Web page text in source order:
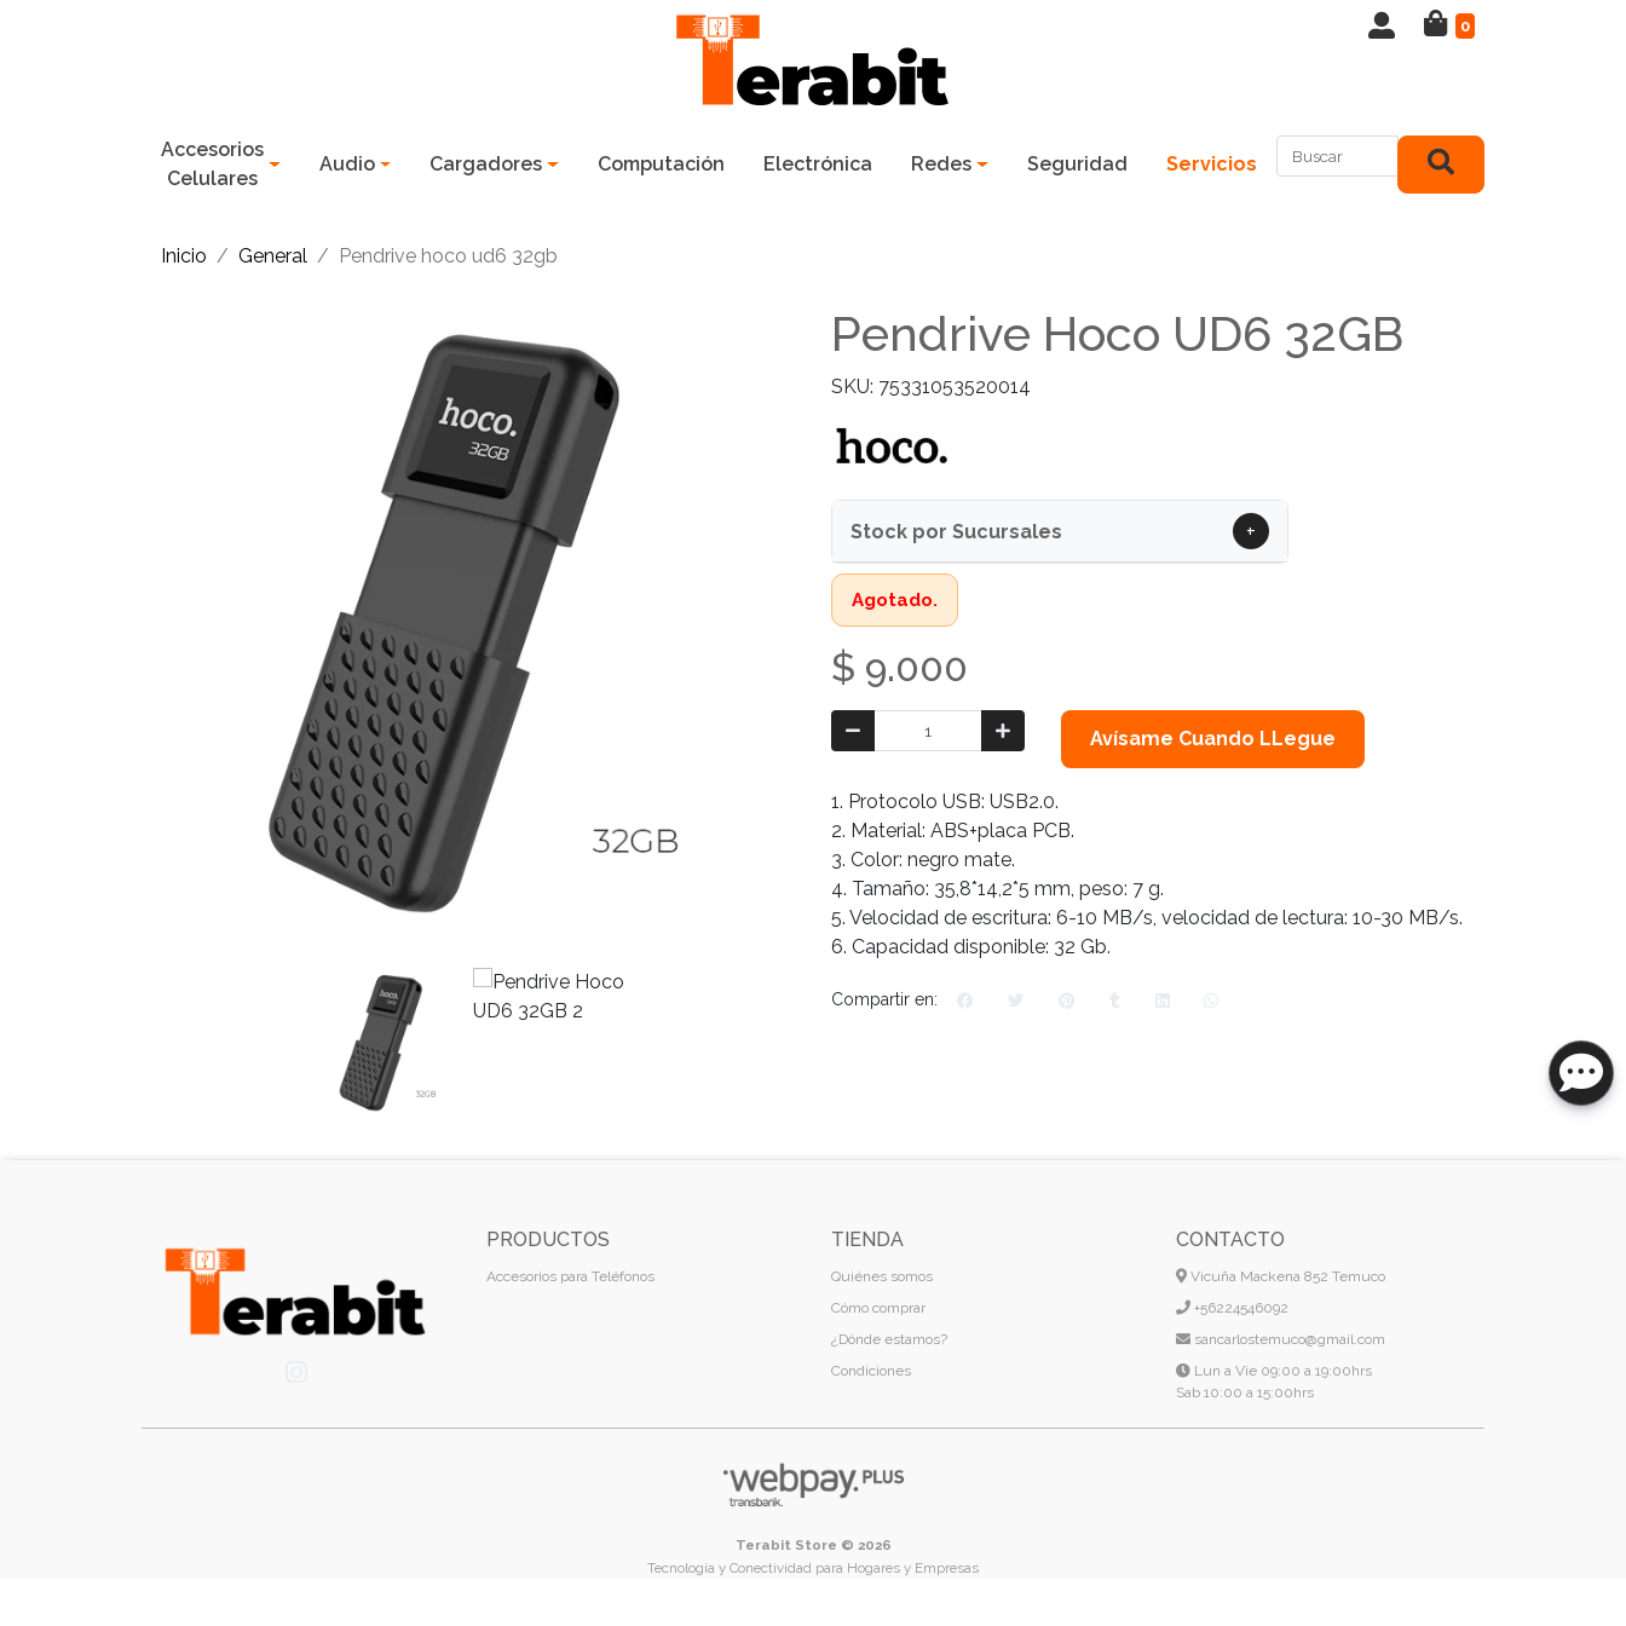
0
Accesorios
Celulares
Audio Cargadores Computación Electrónica Redes Seguridad Servicios
Inicio General Pendrive hoco ud6 32gb
Pendrive Hoco UD6 32GB
SKU: 75331053520014
Stock por Sucursales +
Agotado.
$ 9.000
Avísame Cuando LLegue
1. Protocolo USB: USB2.0.
2. Material: ABS+placa PCB.
3. Color: negro mate.
4. Tamaño: 35,8*14,2*5 mm, peso: 7 g.
5. Velocidad de escritura: 6-10 MB/s, velocidad de lectura: 10-30 MB/s.
6. Capacidad disponible: 32 Gb.
Compartir en:
PRODUCTOS
Accesorios para Teléfonos
TIENDA
Quiénes somos
Cómo comprar
¿Dónde estamos?
Condiciones
CONTACTO
Vicuña Mackena 852 Temuco
+56224546092
sancarlostemuco@gmail.com
Lun a Vie 09:00 a 19:00hrs
Sab 10:00 a 15:00hrs
Terabit Store © 2026
Tecnología y Conectividad para Hogares y Empresas